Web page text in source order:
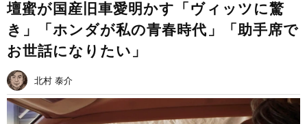
壇蜜が国産旧車愛明かす「ヴィッツに驚
き」「ホンダが私の青春時代」「助手席で
お世話になりたい」
北村 泰介